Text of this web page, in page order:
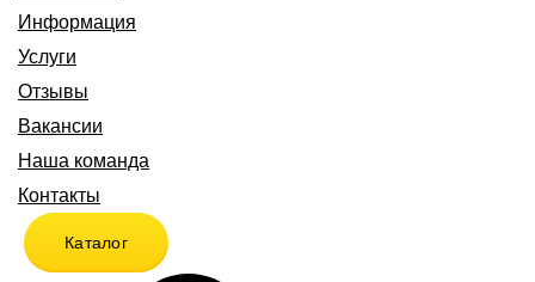
Информация
Услуги
Отзывы
Вакансии
Наша команда
Контакты
Каталог